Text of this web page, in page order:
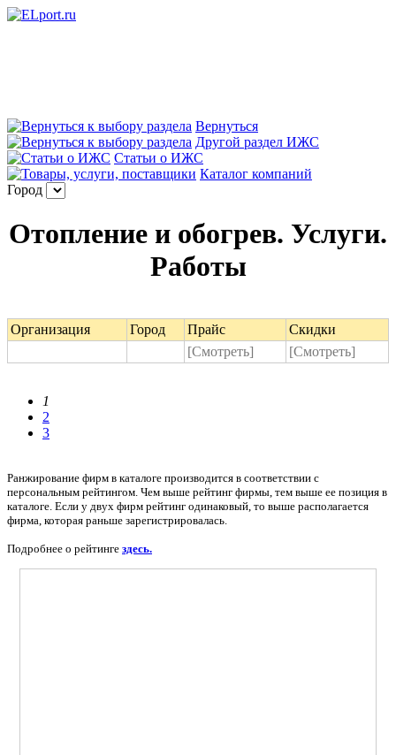
Вернуться
Другой раздел ИЖС
Статьи о ИЖС
Каталог компаний
Город
Отопление и обогрев. Услуги.
Работы
Организация Город Прайс
Скидки
[Смотреть]
[Смотреть]
1
2
3
Ранжирование фирм в каталоге производится в соответствии с
персональным рейтингом. Чем выше рейтинг фирмы, тем выше ее позиция в
каталоге. Если у двух фирм рейтинг одинаковый, то выше располагается
фирма, которая раньше зарегистрировалась.
Подробнее о рейтинге здесь.